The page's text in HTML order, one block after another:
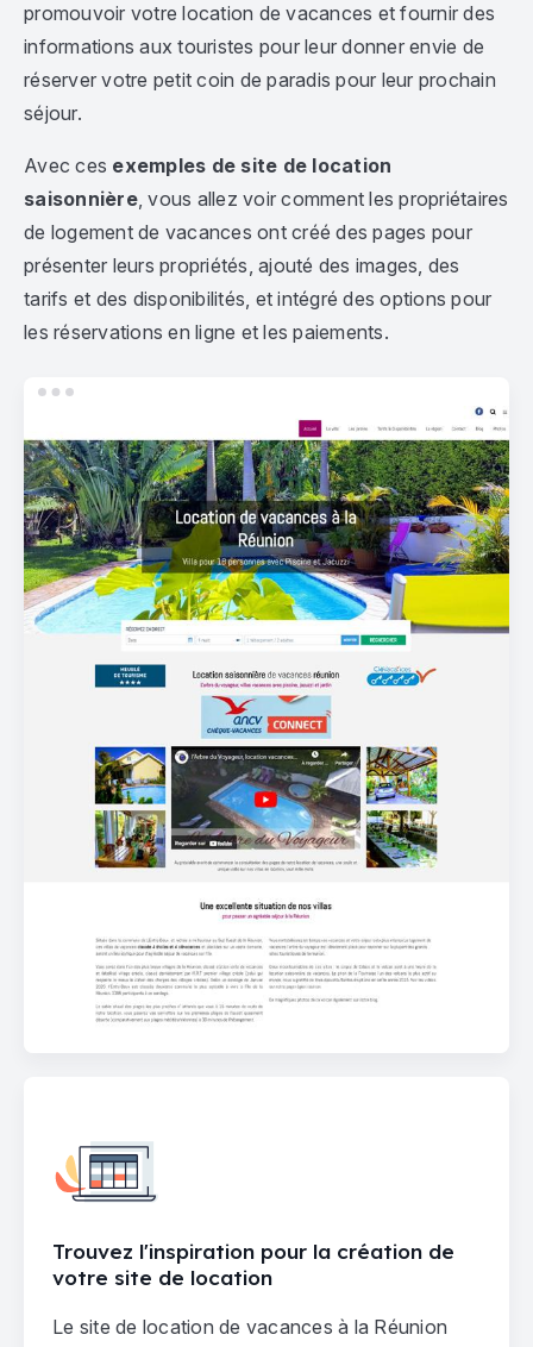
promouvoir votre location de vacances et fournir des
informations aux touristes pour leur donner envie de
réserver votre petit coin de paradis pour leur prochain
séjour.
Avec ces exemples de site de location
saisonnière, vous allez voir comment les propriétaires
de logement de vacances ont créé des pages pour
présenter leurs propriétés, ajouté des images, des
tarifs et des disponibilités, et intégré des options pour
les réservations en ligne et les paiements.
Trouvez l'inspiration pour la création de
votre site de location
Le site de location de vacances à la Réunion